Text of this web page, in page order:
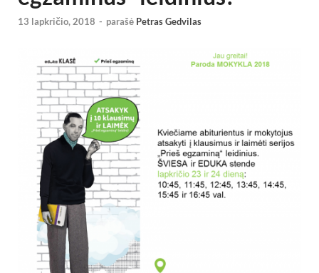
13 lapkričio, 2018 - parašė Petras Gedvilas